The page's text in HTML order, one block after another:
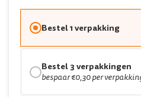
Bestel 1 verpakking
Bestel 3 verpakkingen
bespaar €0,30 per